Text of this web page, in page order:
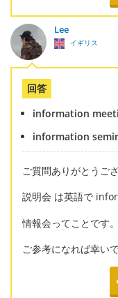
Lee
イギリス
回答
information
information
ご質問ありがとうござ
説明会 は英語で
情報会ってことです。
ご参考になれば幸いで